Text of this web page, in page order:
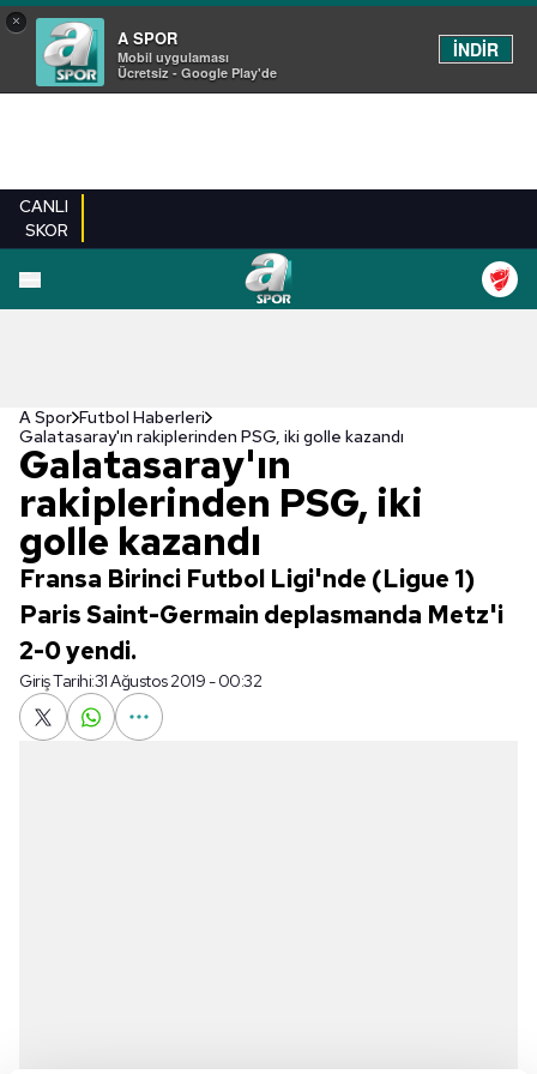
×
A SPOR
Mobil uygulaması
Ücretsiz - Google Play'de
İNDİR
CANLI
SKOR
A Spor Futbol Haberleri
Galatasaray'ın rakiplerinden PSG, iki golle kazandı
Galatasaray'ın
rakiplerinden PSG, iki
golle kazandı
Fransa Birinci Futbol Ligi'nde (Ligue 1)
Paris Saint-Germain deplasmanda Metz'i
2-0 yendi.
Giriş Tarihi:31 Ağustos 2019 - 00:32